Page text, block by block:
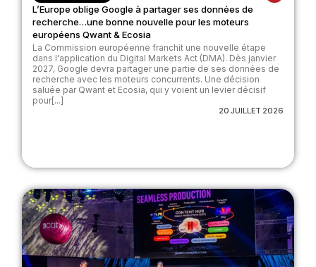
L’Europe oblige Google à partager ses données de
recherche…une bonne nouvelle pour les moteurs
européens Qwant & Ecosia
La Commission européenne franchit une nouvelle étape
dans l'application du Digital Markets Act (DMA). Dès janvier
2027, Google devra partager une partie de ses données de
recherche avec les moteurs concurrents. Une décision
saluée par Qwant et Ecosia, qui y voient un levier décisif
pour[...]
20 JUILLET 2026